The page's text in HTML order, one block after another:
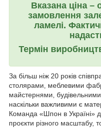
Вказана ціна –
замовлення
ламелі.
Термін
За більш ніж 20 років
столярами, меблевими
майстернями,
наскільки важливими є
Команда «Шпон в Україні»
проєкти різного масштабу,